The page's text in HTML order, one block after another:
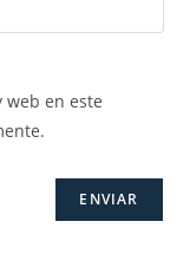
web en este